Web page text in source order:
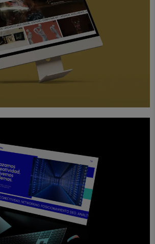
Proyectos Web
Magazine
Proyectos Web
Einatec